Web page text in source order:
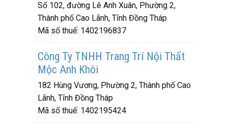
Số 102, đường Lê Anh Xuân, Phường 2,
Thành phố Cao Lãnh, Tỉnh Đồng Tháp
Mã số thuế: 1402196837
Công Ty TNHH Trang Trí Nội Thất
Mộc Anh Khôi
182 Hùng Vương, Phường 2, Thành phố Cao
Lãnh, Tỉnh Đồng Tháp
Mã số thuế: 1402195424